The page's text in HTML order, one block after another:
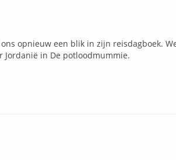
opnieuw een blik in zijn reisdagboek.
Jordanië in De potloodmummie.